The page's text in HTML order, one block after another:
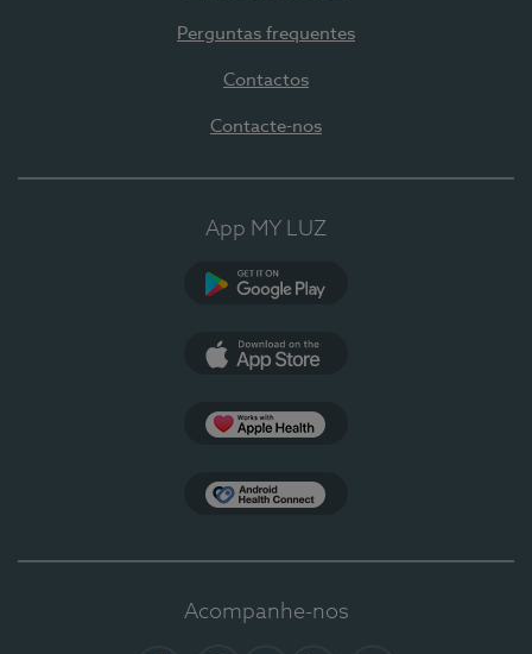
Perguntas frequentes
Contactos
Contacte-nos
App MY LUZ
Acompanhe-nos